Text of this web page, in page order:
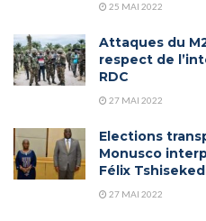
25 MAI 2022
Attaques du
respect de
RDC
27 MAI 2022
Elections
Monusco
Félix
27 MAI 2022